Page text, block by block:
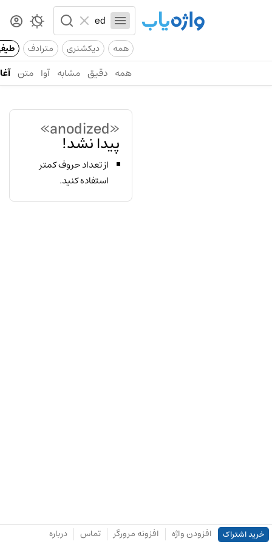
همه دیکشنری مترادف
همه دقیق مشابه آوا متن
«anodized»
پیدا نشد!
از تعداد حروف کمتر
استفاده کنید.
خرید اشتراک افزودن واژه افزونه مرورگر تماس درباره